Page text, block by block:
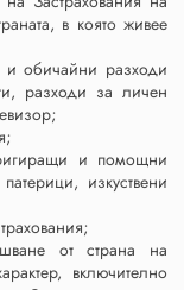
в която живее
и обичайни разходи
разходи за личен
и помощни
изкуствени
от страна на
включително